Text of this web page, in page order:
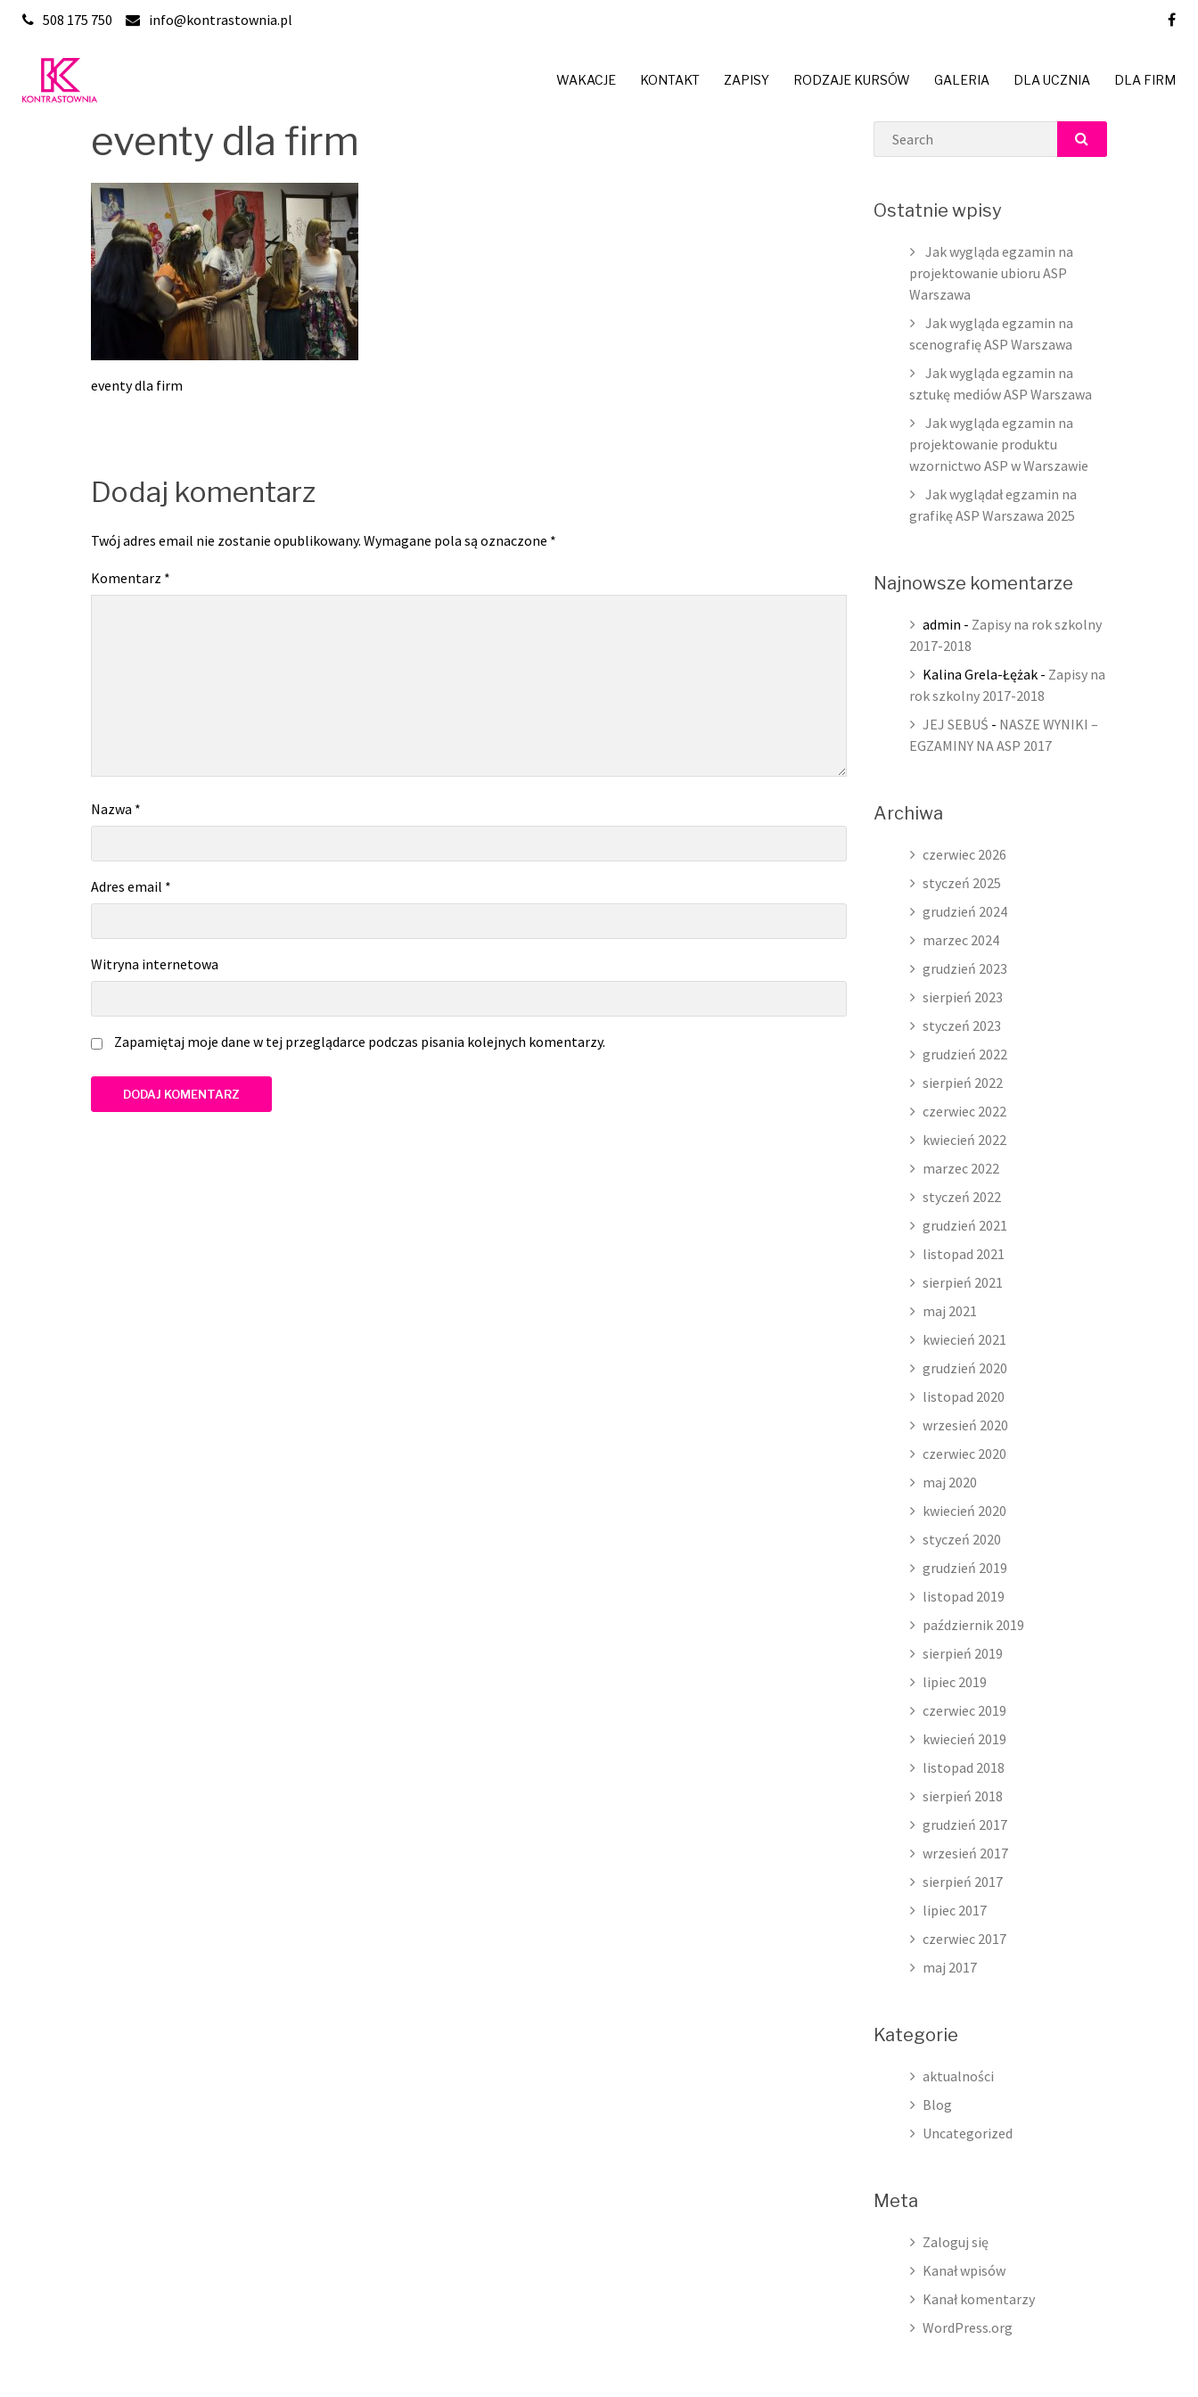
Skip
508 175 750 info@kontrastownia.pl
WAKACJE KONTAKT ZAPISY RODZAJE KURSÓW GALERIA DLA UCZNIA DLA FIRM
eventy dla firm
eventy dla firm
Dodaj komentarz
Twój adres email nie zostanie opublikowany. Wymagane pola są oznaczone *
Komentarz *
Nazwa *
Adres email *
Witryna internetowa
Zapamiętaj moje dane w tej przeglądarce podczas pisania kolejnych komentarzy.
Search
SEARCH
Ostatnie wpisy
Jak wygląda egzamin na
projektowanie ubioru ASP
Warszawa
Jak wygląda egzamin na
scenografię ASP Warszawa
Jak wygląda egzamin na
sztukę mediów ASP Warszawa
Jak wygląda egzamin na
projektowanie produktu
wzornictwo ASP w Warszawie
Jak wyglądał egzamin na
grafikę ASP Warszawa 2025
Najnowsze komentarze
admin - Zapisy na rok szkolny
2017-2018
Kalina Grela-Łężak- Zapisy na
rok szkolny 2017-2018
JEJ SEBUŚ - NASZE WYNIKI –
EGZAMINY NA ASP 2017
Archiwa
czerwiec 2026
styczeń 2025
grudzień 2024
marzec 2024
grudzień 2023
sierpień 2023
styczeń 2023
grudzień 2022
sierpień 2022
czerwiec 2022
kwiecień 2022
marzec 2022
styczeń 2022
grudzień 2021
listopad 2021
sierpień 2021
maj 2021
kwiecień 2021
grudzień 2020
listopad 2020
wrzesień 2020
czerwiec 2020
maj 2020
kwiecień 2020
styczeń 2020
grudzień 2019
listopad 2019
październik 2019
sierpień 2019
lipiec 2019
czerwiec 2019
kwiecień 2019
listopad 2018
sierpień 2018
grudzień 2017
wrzesień 2017
sierpień 2017
lipiec 2017
czerwiec 2017
maj 2017
Kategorie
aktualności
Blog
Uncategorized
Meta
Zaloguj się
Kanał wpisów
Kanał komentarzy
WordPress.org